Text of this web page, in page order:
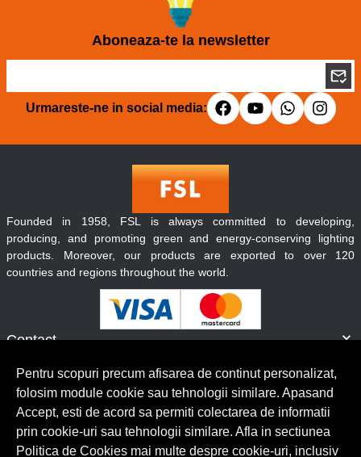
Aboneaza-te la newsletter
Urmareste-ne in social media:
Contact
Servicii clienti
Founded in 1958, FSL is always committed to developing,
producing, and promoting green and energy-conserving lighting
products. Moreover, our products are exported to over 120
countries and regions throughout the world.
© Copyright 2026 Lumilux. Toate drepturile rezervate.
Pentru scopuri precum afisarea de continut personalizat,
folosim module cookie sau tehnologii similare. Apasand
Accept, esti de acord sa permiti colectarea de informatii
prin cookie-uri sau tehnologii similare. Afla in sectiunea
Politica de Cookies mai multe despre cookie-uri, inclusiv